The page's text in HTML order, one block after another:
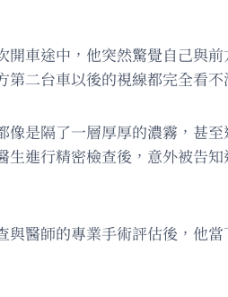
車途中，他突然驚覺自己與
二台車以後的視線都完全看不
是隔了一層厚厚的濃霧，甚
進行精密檢查後，意外被告
醫師的專業手術評估後，他